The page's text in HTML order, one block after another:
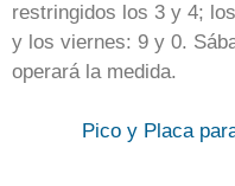
restringidos los 3 y 4;
y los viernes: 9 y 0.
operará la medida.
Pico y Placa